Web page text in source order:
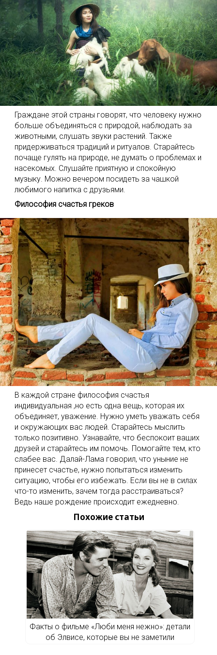
Граждане этой страны говорят, что человеку нужно
больше объединяться с природой, наблюдать за
животными, слушать звуки растений. Также
придерживаться традиций и ритуалов. Старайтесь
почаще гулять на природе, не думать о проблемах и
насекомых. Слушайте приятную и спокойную
музыку. Можно вечером посидеть за чашкой
любимого напитка с друзьями.
Философия счастья греков
В каждой стране философия счастья
индивидуальная ,но есть одна вещь, которая их
объединяет, уважение. Нужно уметь уважать себя
и окружающих вас людей. Старайтесь мыслить
только позитивно. Узнавайте, что беспокоит ваших
друзей и старайтесь им помочь. Помогайте тем, кто
слабее вас. Далай-Лама говорил, что уныние не
принесет счастье, нужно попытаться изменить
ситуацию, чтобы его избежать. Если вы не в силах
что-то изменить, зачем тогда расстраиваться?
Ведь наше рождение происходит ежедневно.
Похожие статьи
Факты о фильме «Люби меня нежно»: детали
об Элвисе, которые вы не заметили